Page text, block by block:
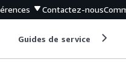
Contactez-nous
Guides de service